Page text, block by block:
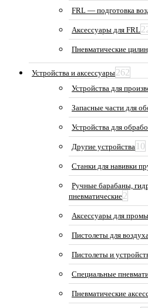
FRL — подготовка
Аксессуары для FRL
Пневматические
Устройства и аксессуары262
Устройства для
Запасные части для
Устройства для
Другие устройства 10
Станки для навивки
Ручные барабаны,
пневматические2
Аксессуары для
Пистолеты для
Пистолеты и
Специальные
Пневматические